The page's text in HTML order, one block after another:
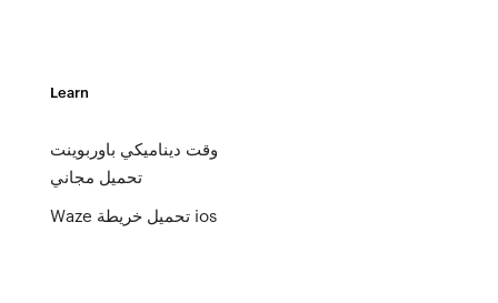
Learn
وقت ديناميكي باوربوينت
تحميل مجاني
Waze تحميل خريطة ios